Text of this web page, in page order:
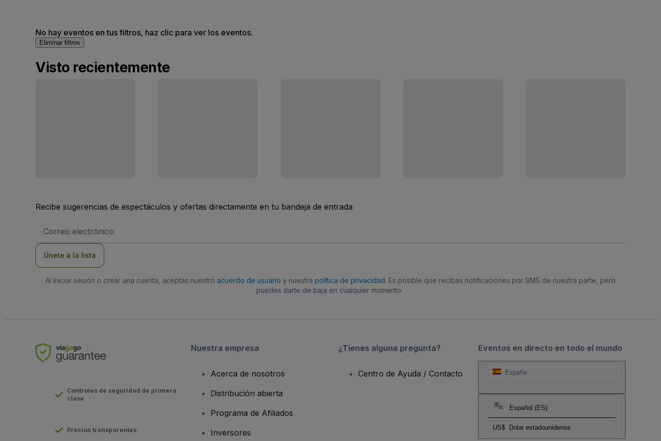
No hay eventos en tus filtros, haz clic para ver los eventos.
Eliminar filtros
Visto recientemente
Recibe sugerencias de espectáculos y ofertas directamente en tu bandeja de entrada
de
Únete a la lista
Al iniciar sesión o crear una cuenta, aceptas nuestro acuerdo de usuario y nuestra política de privacidad. Es posible que recibas notificaciones por SMS de nuestra parte, pero
puedes darte de baja en cualquier momento.
Eventos en directo en todo el mundo
España
Español (ES)
US$ Dolar estadounidense
Controles de seguridad de primera
clase
Precios transparentes
Nuestra empresa
Acerca de nosotros
Distribución abierta
Programa de Afiliados
Inversores
¿Tienes alguna pregunta?
Centro de Ayuda / Contacto